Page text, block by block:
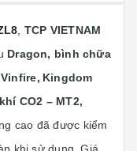
TCP VIETNAM
Dragon, bình chữa
Kingdom
CO2 – MT2,
cao đã được kiểm